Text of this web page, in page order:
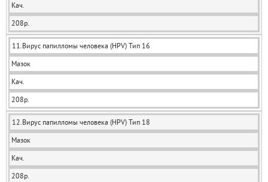
Кач.
208р.
11.Вирус папилломы человека (HPV) Тип 16
Мазок
Кач.
208р.
12.Вирус папилломы человека (HPV) Тип 18
Мазок
Кач.
208р.